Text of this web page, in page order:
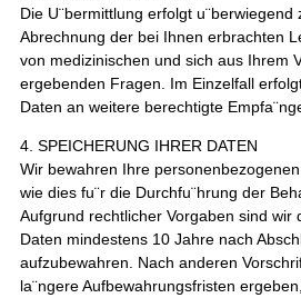
Die U¨bermittlung erfolgt u¨berwiegend
Abrechnung der bei Ihnen erbrachten
von medizinischen und sich aus Ihrem
ergebenden Fragen. Im Einzelfall
Daten an weitere berechtigte
4. SPEICHERUNG IHRER DATEN
Wir bewahren Ihre
wie dies fu¨r die Durchfu¨hrung der
Aufgrund rechtlicher Vorgaben sind wir
Daten mindestens 10 Jahre nach
aufzubewahren. Nach anderen
la¨ngere Aufbewahrungsfristen